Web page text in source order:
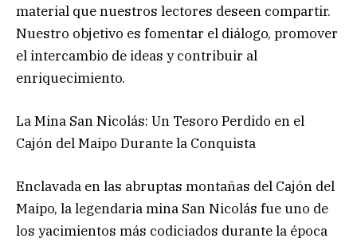
material que nuestros lectores deseen compartir.
Nuestro objetivo es fomentar el diálogo, promover
el intercambio de ideas y contribuir al
enriquecimiento.
La Mina San Nicolás: Un Tesoro Perdido en el
Cajón del Maipo Durante la Conquista
Enclavada en las abruptas montañas del Cajón del
Maipo, la legendaria mina San Nicolás fue uno de
los yacimientos más codiciados durante la época